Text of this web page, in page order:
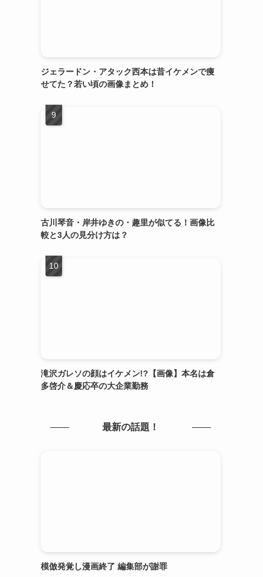
ジェラードン・アタック西本は昔イケメンで痩
せてた？若い頃の画像まとめ！
古川琴音・岸井ゆきの・趣里が似てる！画像比
較と3人の見分け方は？
滝沢ガレソの顔はイケメン!?【画像】本名は倉
多啓介＆慶応卒の大企業勤務
最新の話題！
模倣発覚し漫画終了 編集部が謝罪